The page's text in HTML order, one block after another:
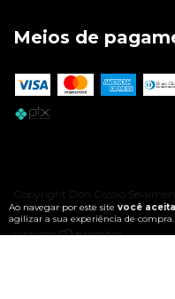
Ao navegar por este site você
agilizar a sua experiência de compra.
Meios de
Copyright Don Cassio
direitos reservados.